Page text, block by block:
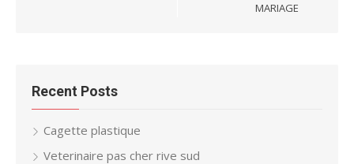
MARIAGE
Recent Posts
Cagette plastique
Veterinaire pas cher rive sud